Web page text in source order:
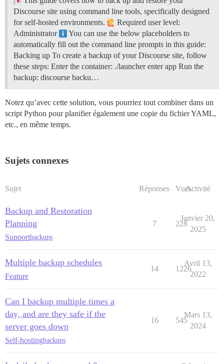
Discourse site using command line tools, specifically designed
for self-hosted environments.
Required user level:
Administrator
You can use the below placeholders to
automatically fill out the command line prompts in this guide:
Backing up To create a backup of your Discourse site, follow
these steps: Enter the container: ./launcher enter app Run the
backup: discourse backu…
Notez qu’avec cette solution, vous pourriez tout combiner dans un
script Python pour planifier également une copie du fichier YAML,
etc., en même temps.
Sujets connexes
Sujet Réponses VuesActivité
Backup and Restoration
Planning
Supportbackups
7 228
Janvier 20,
2025
Multiple backup schedules
Feature
14 1226
Avril 13,
2022
Can I backup multiple times a
day, and are they safe if the
server goes down
Self-hostingbackups
16 545
Mars 13,
2024